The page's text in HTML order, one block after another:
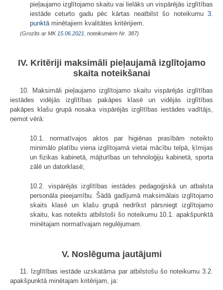
pieļaujamo izglītojamo skaitu vai lielāks un vispārējās izglītības
iestāde ceturto gadu pēc kārtas neatbilst šo noteikumu 3.
punktāminētajiem kvalitātes kritērijiem.
(Grozīts ar MK 15.06.2021. noteikumiem Nr. 387)
IV. Kritēriji maksimāli pieļaujamā izglītojamo
skaita noteikšanai
10. Maksimāli pieļaujamo izglītojamo skaitu vispārējās izglītības
iestādes vidējās izglītības pakāpes klasē un vidējās izglītības
pakāpes klašu grupā nosaka vispārējās izglītības iestādes vadītājs,
ņemot vērā:
10.1. normatīvajos aktos par higiēnas prasībām noteikto
minimālo platību viena izglītojamā vietai mācību telpā, ķīmijas
un fizikas kabinetā, mājturības un tehnoloģiju kabinetā, sporta
zālē un datorklasē;
10.2. vispārējās izglītības iestādes pedagoģiskā un atbalsta
personāla pieejamību. Šādā gadījumā maksimālais izglītojamo
skaits klasē un klašu grupā nedrīkst pārsniegt izglītojamo
skaitu, kas noteikts atbilstoši šo noteikumu 10.1. apakšpunktā
minētajam normatīvajam regulējumam.
V. Noslēguma jautājumi
11. Izglītības iestāde uzskatāma par atbilstošu šo noteikumu 3.2.
apakšpunktā minētajam kritērijam, ja: